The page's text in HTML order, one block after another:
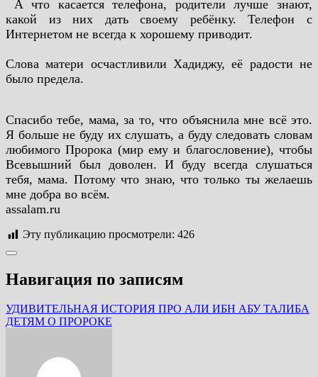
­ А что касается телефона, родители лучше знают,
какой из них дать своему ребёнку. Телефон с
Интернетом не всегда к хорошему приводит.
Слова матери осчастливили Хадиджу, её радости не
было предела.
Спасибо тебе, мама, за то, что объяснила мне всё это.
Я больше не буду их слушать, а буду следовать словам
любимого Пророка (мир ему и благословение), чтобы
Всевышний был доволен. И буду всегда слушаться
тебя, мама. Потому что знаю, что только ты желаешь
мне добра во всём.
assalam.ru
Эту публикацию просмотрели: 426
Навигация по записям
УДИВИТЕЛЬНАЯ ИСТОРИЯ ПРО АЛИ ИБН АБУ ТАЛИБА
ДЕТЯМ О ПРОРОКЕ